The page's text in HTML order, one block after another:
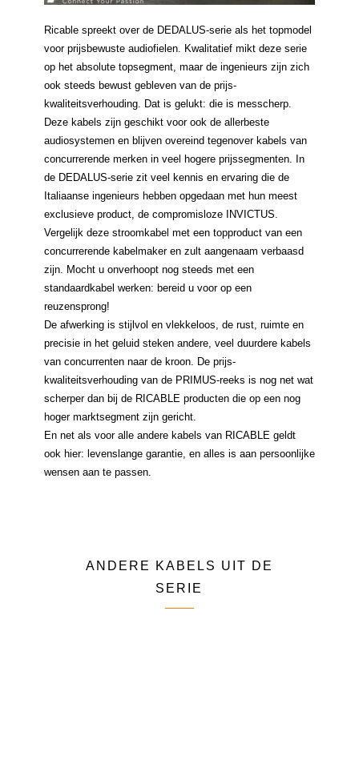
Ricable spreekt over de DEDALUS-serie als het topmodel
voor prijsbewuste audiofielen. Kwalitatief mikt deze serie
op het absolute topsegment, maar de ingenieurs zijn zich
ook steeds bewust gebleven van de prijs-
kwaliteitsverhouding. Dat is gelukt: die is messcherp.
Deze kabels zijn geschikt voor ook de allerbeste
audiosystemen en blijven overeind tegenover kabels van
concurrerende merken in veel hogere prijssegmenten. In
de DEDALUS-serie zit veel kennis en ervaring die de
Italiaanse ingenieurs hebben opgedaan met hun meest
exclusieve product, de compromisloze INVICTUS.
Vergelijk deze stroomkabel met een topproduct van een
concurrerende kabelmaker en zult aangenaam verbaasd
zijn. Mocht u onverhoopt nog steeds met een
standaardkabel werken: bereid u voor op een
reuzensprong!
De afwerking is stijlvol en vlekkeloos, de rust, ruimte en
precisie in het geluid steken andere, veel duurdere kabels
van concurrenten naar de kroon. De prijs-
kwaliteitsverhouding van de PRIMUS-reeks is nog net wat
scherper dan bij de RICABLE producten die op een nog
hoger marktsegment zijn gericht.
En net als voor alle andere kabels van RICABLE geldt
ook hier: levenslange garantie, en alles is aan persoonlijke
wensen aan te passen.
ANDERE KABELS UIT DE
SERIE